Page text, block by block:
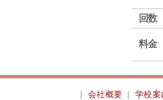
回数
料金
会社概要 ｜学校案